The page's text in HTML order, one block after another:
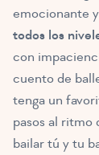
emocionante
todos los
con
cuento de
tenga un
pasos al ritmo
bailar tú y tu